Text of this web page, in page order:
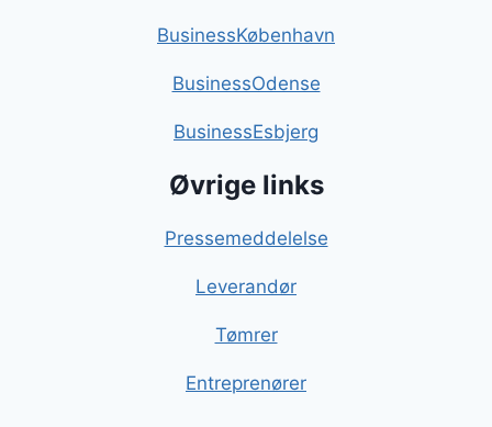
BusinessKøbenhavn
BusinessOdense
BusinessEsbjerg
Øvrige links
Pressemeddelelse
Leverandør
Tømrer
Entreprenører